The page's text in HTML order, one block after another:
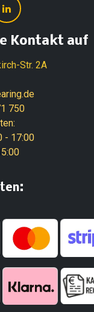
Kontakt auf
Str. 2A
750
17:00
: